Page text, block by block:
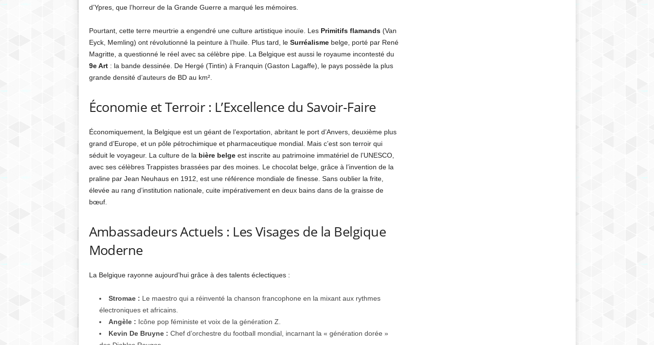
d’Ypres, que l’horreur de la Grande Guerre a marqué les mémoires.
Pourtant, cette terre meurtrie a engendré une culture artistique inouïe. Les Primitifs flamands(Van
Eyck, Memling) ont révolutionné la peinture à l’huile. Plus tard, le Surréalismebelge, porté par René
Magritte, a questionné le réel avec sa célèbre pipe. La Belgique est aussi le royaume incontesté du
9e Art: la bande dessinée. De Hergé (Tintin) à Franquin (Gaston Lagaffe), le pays possède la plus
grande densité d’auteurs de BD au km².
Économie et Terroir : L’Excellence du Savoir-Faire
Économiquement, la Belgique est un géant de l’exportation, abritant le port d’Anvers, deuxième plus
grand d’Europe, et un pôle pétrochimique et pharmaceutique mondial. Mais c’est son terroir qui
séduit le voyageur. La culture de la bière belgeest inscrite au patrimoine immatériel de l’UNESCO,
avec ses célèbres Trappistes brassées par des moines. Le chocolat belge, grâce à l’invention de la
praline par Jean Neuhaus en 1912, est une référence mondiale de finesse. Sans oublier la frite,
élevée au rang d’institution nationale, cuite impérativement en deux bains dans de la graisse de
bœuf.
Ambassadeurs Actuels : Les Visages de la Belgique
Moderne
La Belgique rayonne aujourd’hui grâce à des talents éclectiques :
Stromae : Le maestro qui a réinventé la chanson francophone en la mixant aux rythmes
électroniques et africains.
Angèle : Icône pop féministe et voix de la génération Z.
Kevin De Bruyne : Chef d’orchestre du football mondial, incarnant la « génération dorée »